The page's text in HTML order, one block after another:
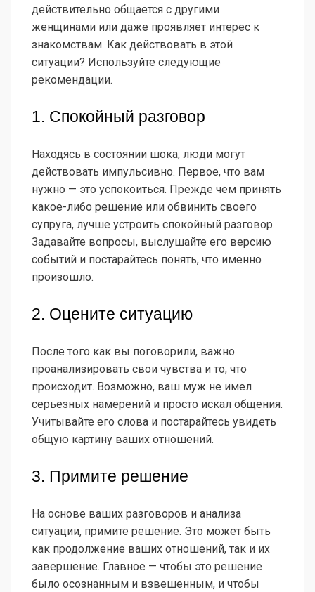
действительно общается с другими
женщинами или даже проявляет интерес к
знакомствам. Как действовать в этой
ситуации? Используйте следующие
рекомендации.
1. Спокойный разговор
Находясь в состоянии шока, люди могут
действовать импульсивно. Первое, что вам
нужно — это успокоиться. Прежде чем принять
какое-либо решение или обвинить своего
супруга, лучше устроить спокойный разговор.
Задавайте вопросы, выслушайте его версию
событий и постарайтесь понять, что именно
произошло.
2. Оцените ситуацию
После того как вы поговорили, важно
проанализировать свои чувства и то, что
происходит. Возможно, ваш муж не имел
серьезных намерений и просто искал общения.
Учитывайте его слова и постарайтесь увидеть
общую картину ваших отношений.
3. Примите решение
На основе ваших разговоров и анализа
ситуации, примите решение. Это может быть
как продолжение ваших отношений, так и их
завершение. Главное — чтобы это решение
было осознанным и взвешенным, и чтобы